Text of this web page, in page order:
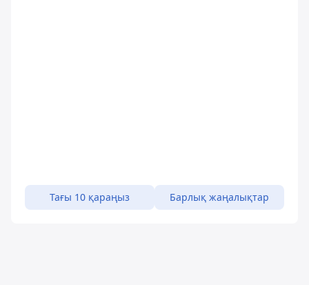
Тағы 10 қараңыз Барлық жаңалықтар